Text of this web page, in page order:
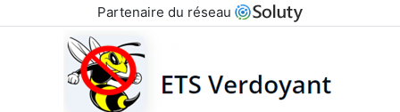
Partenaire du réseau